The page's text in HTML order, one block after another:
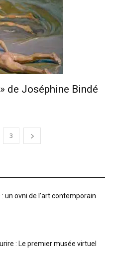
de Joséphine Bindé
3
: un ovni de l’art contemporain
: Le premier musée virtuel